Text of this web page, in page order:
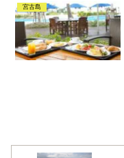
宮古島